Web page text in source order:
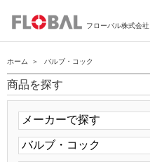
フローバル株式会社
ホーム バルブ・コック
商品を探す